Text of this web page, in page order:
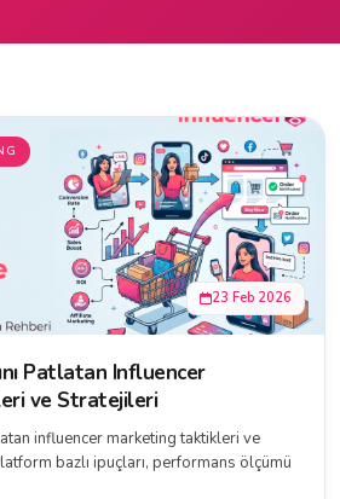
23 Feb 2026
Patlatan Influencer
ve Stratejileri
influencer marketing taktikleri ve
bazlı ipuçları, performans ölçümü